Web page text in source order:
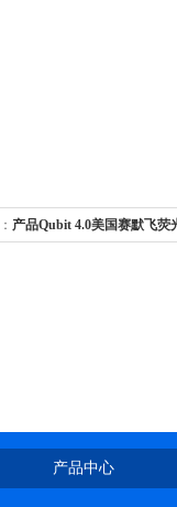
产品Qubit 4.0美国赛默飞荧
产品中心